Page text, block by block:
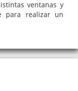
ventanas y
para realizar un